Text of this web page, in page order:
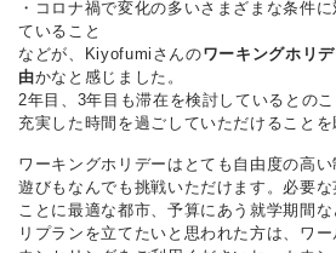
・コロナ禍で変化の多いさまざまな条件
ていること
などが、Kiyofumiさんのワーキングホリ
由かなと感じました。
2年目、3年目も滞在を検討しているとの
充実した時間を過ごしていただけることを
ワーキングホリデーはとても自由度の高
遊びもなんでも挑戦いただけます。必要
ことに最適な都市、予算にあう就学期間
リプランを立てたいと思われた方は、ワ